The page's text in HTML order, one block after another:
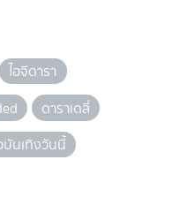
ไอจีดารา
ดาราเดลี่
บันเทิงวันนี้